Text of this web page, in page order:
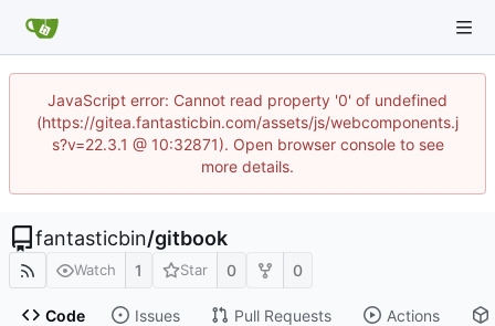
JavaScript error: Cannot read property '0' of undefined
(https://gitea.fantasticbin.com/assets/js/webcomponents.j
s?v=22.3.1 @ 10:32871). Open browser console to see
more details.
fantasticbin/gitbook
Watch 1 Star 0 0
Code Issues Pull Requests Actions